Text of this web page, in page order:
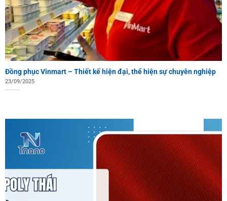
Đồng phục Vinmart – Thiết kế hiện đại, thể hiện sự chuyên nghiệp
23/09/2025